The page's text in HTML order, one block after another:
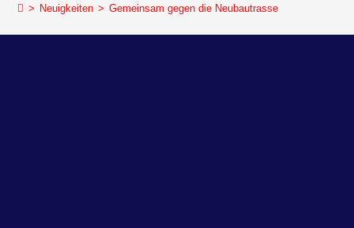
> Neuigkeiten > Gemeinsam gegen die Neubautrasse